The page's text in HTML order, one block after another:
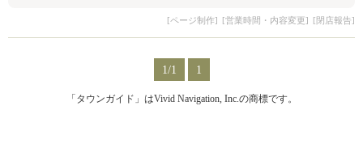
[ページ制作] [営業時間・内容変更] [閉店報告]
1/1 1
「タウンガイド」はVivid Navigation, Inc.の商標です。